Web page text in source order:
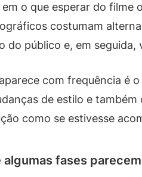
o que esperar do
costumam
do público e, em
com frequência é
de estilo e
como se estivesse
algumas fases